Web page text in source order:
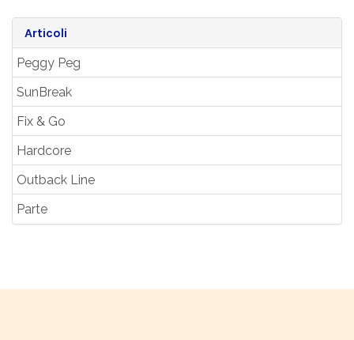
Articoli
Peggy Peg
SunBreak
Fix & Go
Hardcore
Outback Line
Parte